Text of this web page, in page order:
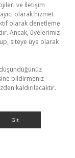
ve İletişim
olarak hizmet
olarak denetleme
Ancak, üyelerimiz
siteye üye olarak
bildirmeniz
kaldırılacaktır.